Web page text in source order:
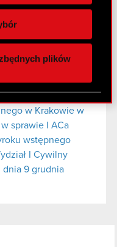
ruch w
jak korzystasz
partnerom
z innymi
lub uzyskanymi
Kontynuując
się na
plików
w Krakowie w
sprawie I ACa
wstępnego
I Cywilny
dnia 9 grudnia